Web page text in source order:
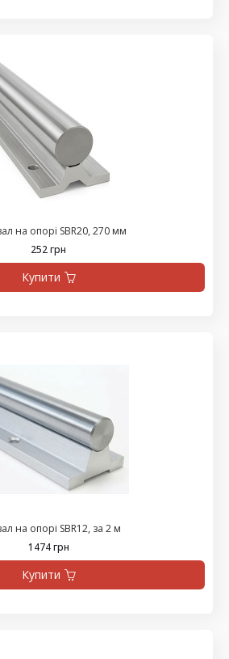
на опорі SBR20, 270 мм
252 грн
Купити
на опорі SBR12, за 2 м
1474 грн
Купити